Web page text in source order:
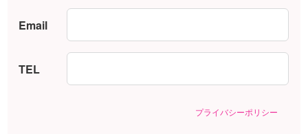
Email
TEL
プライバシーポリシー